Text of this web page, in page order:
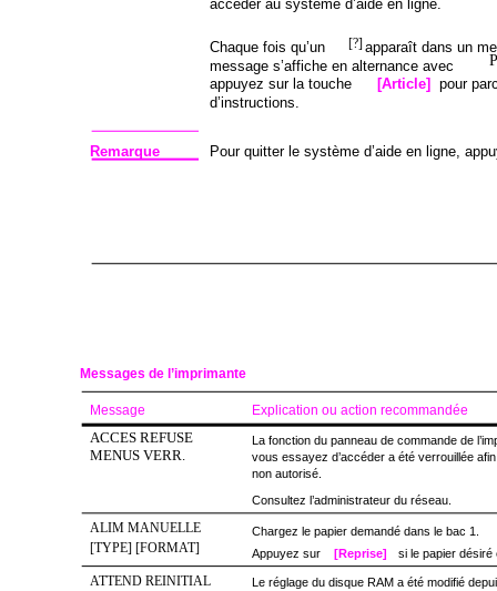
accéder au système d’aide en ligne.
Chaque fois qu’un [?] apparaît dans un
message s’affiche en alternance avec
appuyez sur la touche
[Article]
pour
d’instructions.
Remarque Pour quitter le système d’aide en ligne,
Messages de l’imprimante
Message Explication ou action recommandée
ACCES REFUSE
MENUS VERR.
La fonction du panneau de commande de
vous essayez d’accéder a été verrouillée
non autorisé.
Consultez l’administrateur du réseau.
ALIM MANUELLE
[TYPE] [FORMAT]
Chargez le papier demandé dans le bac 1.
Appuyez sur
[Reprise] si le papier
ATTEND REINITIAL
Le réglage du disque RAM a été modifié